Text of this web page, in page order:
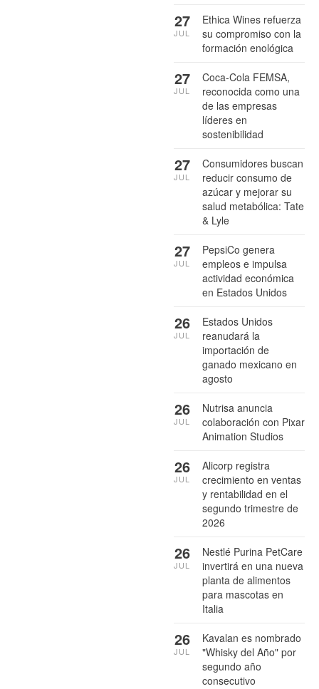
Ethica Wines refuerza
su compromiso con la
formación enológica
27
JUL
Coca-Cola FEMSA,
reconocida como una
de las empresas
líderes en
sostenibilidad
27
JUL
Consumidores buscan
reducir consumo de
azúcar y mejorar su
salud metabólica: Tate
& Lyle
27
JUL
PepsiCo genera
empleos e impulsa
actividad económica
en Estados Unidos
27
JUL
Estados Unidos
reanudará la
importación de
ganado mexicano en
agosto
26
JUL
Nutrisa anuncia
colaboración con Pixar
Animation Studios
26
JUL
Alicorp registra
crecimiento en ventas
y rentabilidad en el
segundo trimestre de
2026
26
JUL
Nestlé Purina PetCare
invertirá en una nueva
planta de alimentos
para mascotas en
Italia
26
JUL
Kavalan es nombrado
"Whisky del Año" por
segundo año
consecutivo
26
JUL